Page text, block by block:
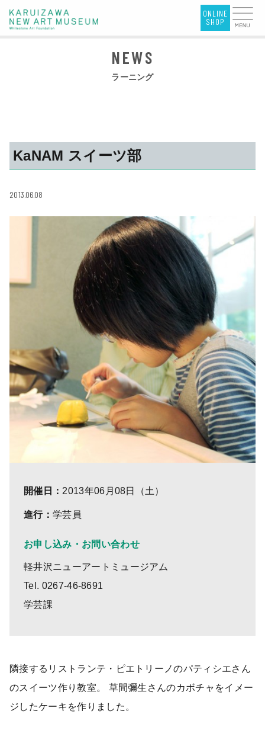
ラーニング
KaNAM スイーツ部
2013.06.08
開催日： 2013年06月08日（土）
進行： 学芸員
お申し込み・お問い合わせ
軽井沢ニューアートミュージアム
Tel. 0267-46-8691
学芸課
隣接するリストランテ・ピエトリーノのパティシエさん
のスイーツ作り教室。 草間彌生さんのカボチャをイメー
ジしたケーキを作りました。